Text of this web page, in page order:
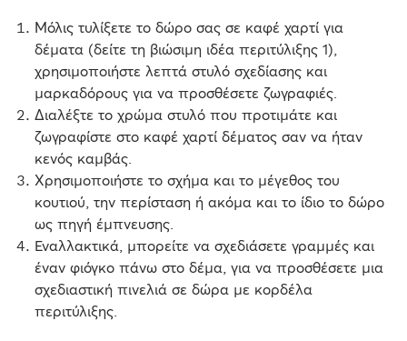
Μόλις τυλίξετε το δώρο σας σε καφέ χαρτί για
δέματα (δείτε τη βιώσιμη ιδέα περιτύλιξης 1),
χρησιμοποιήστε λεπτά στυλό σχεδίασης και
μαρκαδόρους για να προσθέσετε ζωγραφιές.
Διαλέξτε το χρώμα στυλό που προτιμάτε και
ζωγραφίστε στο καφέ χαρτί δέματος σαν να ήταν
κενός καμβάς.
Χρησιμοποιήστε το σχήμα και το μέγεθος του
κουτιού, την περίσταση ή ακόμα και το ίδιο το δώρο
ως πηγή έμπνευσης.
Εναλλακτικά, μπορείτε να σχεδιάσετε γραμμές και
έναν φιόγκο πάνω στο δέμα, για να προσθέσετε μια
σχεδιαστική πινελιά σε δώρα με κορδέλα
περιτύλιξης.